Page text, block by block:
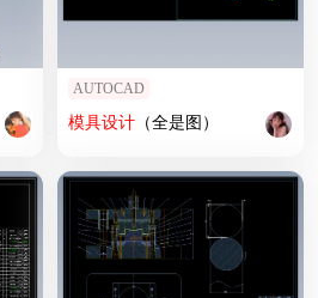
AUTOCAD
模具设计（全是图）